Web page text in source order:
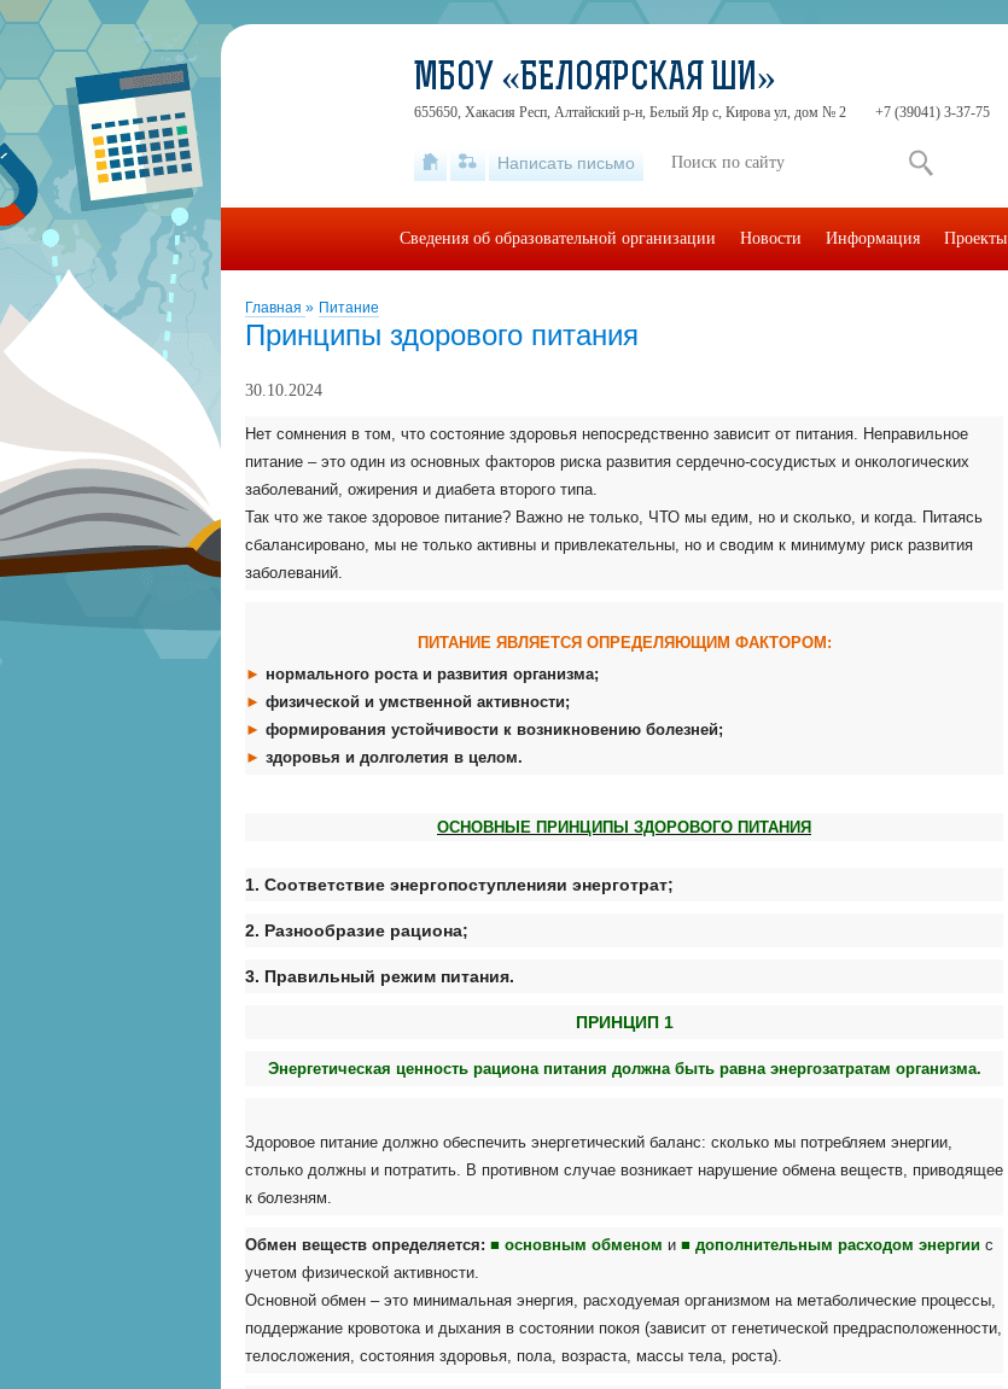
Главная » Питание
Принципы здорового питания
30.10.2024
Нет сомнения в том, что состояние здоровья непосредственно зависит от питания. Неправильное
питание – это один из основных факторов риска развития сердечно-сосудистых и онкологических
заболеваний, ожирения и диабета второго типа.
Так что же такое здоровое питание? Важно не только, ЧТО мы едим, но и сколько, и когда. Питаясь
сбалансировано, мы не только активны и привлекательны, но и сводим к минимуму риск развития
заболеваний.
ПИТАНИЕ ЯВЛЯЕТСЯ ОПРЕДЕЛЯЮЩИМ ФАКТОРОМ:
► нормального роста и развития организма;
► физической и умственной активности;
► формирования устойчивости к возникновению болезней;
► здоровья и долголетия в целом.
ОСНОВНЫЕ ПРИНЦИПЫ ЗДОРОВОГО ПИТАНИЯ
1. Соответствие энергопоступленияи энерготрат;
2. Разнообразие рациона;
3. Правильный режим питания.
ПРИНЦИП 1
Энергетическая ценность рациона питания должна быть равна энергозатратам организма.
Здоровое питание должно обеспечить энергетический баланс: сколько мы потребляем энергии,
столько должны и потратить. В противном случае возникает нарушение обмена веществ, приводящее
к болезням.
Обмен веществ определяется: ■ основным обменом и ■ дополнительным расходом энергии с
учетом физической активности.
Основной обмен – это минимальная энергия, расходуемая организмом на метаболические процессы,
поддержание кровотока и дыхания в состоянии покоя (зависит от генетической предрасположенности,
телосложения, состояния здоровья, пола, возраста, массы тела, роста).
МБОУ «БЕЛОЯРСКАЯ ШИ»
655650, Хакасия Респ, Алтайский р-н, Белый Яр с, Кирова ул, дом № 2 +7 (39041) 3-37-75
Написать письмо
Сведения об образовательной организации Новости Информация Проекты